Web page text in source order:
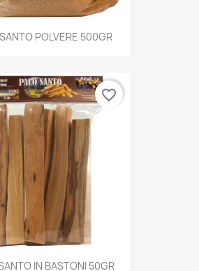
POLVERE 500GR
IN BASTONI 50GR
favorite_border